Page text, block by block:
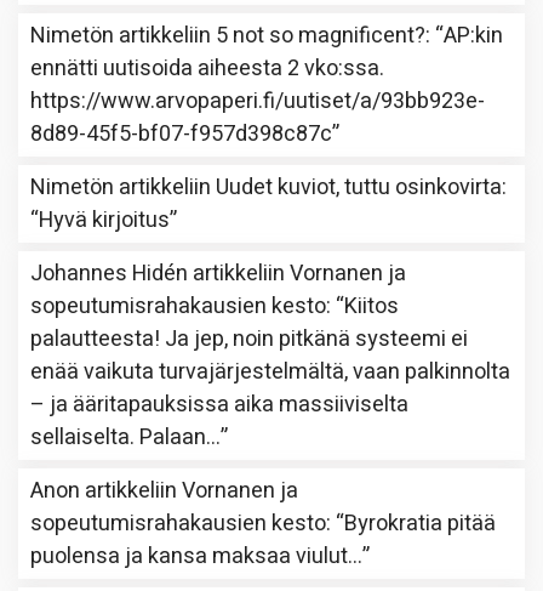
Nimetön artikkeliin 5 not so magnificent?: “AP:kin
ennätti uutisoida aiheesta 2 vko:ssa.
https://www.arvopaperi.fi/uutiset/a/93bb923e-
8d89-45f5-bf07-f957d398c87c”
Nimetön artikkeliin Uudet kuviot, tuttu osinkovirta:
“Hyvä kirjoitus”
Johannes Hidén artikkeliinVornanen ja
sopeutumisrahakausien kesto: “Kiitos
palautteesta! Ja jep, noin pitkänä systeemi ei
enää vaikuta turvajärjestelmältä, vaan palkinnolta
– ja ääritapauksissa aika massiiviselta
sellaiselta. Palaan…”
Anon artikkeliinVornanen ja
sopeutumisrahakausien kesto: “Byrokratia pitää
puolensa ja kansa maksaa viulut…”